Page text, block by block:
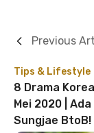
Tips & Lifestyle
8 Drama
Mei 2020 |
Sungjae BtoB!
Previous